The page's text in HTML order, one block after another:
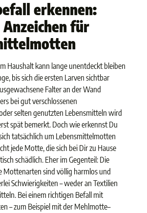
erkennen:
für
Haushalt kann lange unentdeckt bleiben
bis sich die ersten Larven sichtbar
Falter an der Wand
bei gut verschlossenen
selten genutzten Lebensmitteln wird
spät bemerkt. Doch wie erkennst Du
tatsächlich um Lebensmittelmotten
jede Motte, die sich bei Dir zu Hause
schädlich. Eher im Gegenteil: Die
Mottenarten sind völlig harmlos und
Schwierigkeiten – weder an Textilien
Bei einem richtigen Befall mit
– zum Beispiel mit der Mehlmotte–